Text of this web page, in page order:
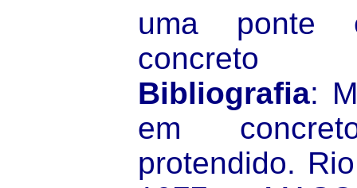
uma ponte
concreto
Bibliografia:
em
protendido.